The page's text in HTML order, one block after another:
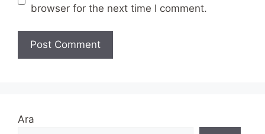
browser for the next time I comment.
Ara